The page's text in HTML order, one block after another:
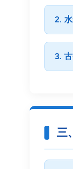
2.
3.
三